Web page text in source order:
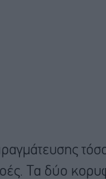
τόσο
Τα δύο